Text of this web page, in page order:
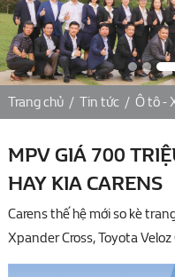
Trang chủ/ Tin tức/ Ô tô -
MPV GIÁ 700
HAY KIA CARENS
Carens thế hệ mới so kè
Xpander Cross, Toyota